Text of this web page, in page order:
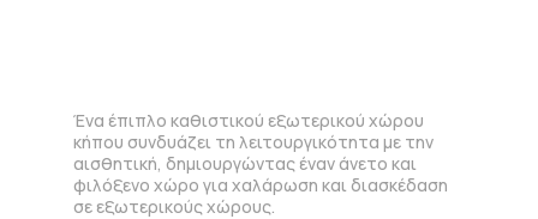
Ένα έπιπλο καθιστικού εξωτερικού χώρου
κήπου συνδυάζει τη λειτουργικότητα με την
αισθητική, δημιουργώντας έναν άνετο και
φιλόξενο χώρο για χαλάρωση και διασκέδαση
σε εξωτερικούς χώρους.